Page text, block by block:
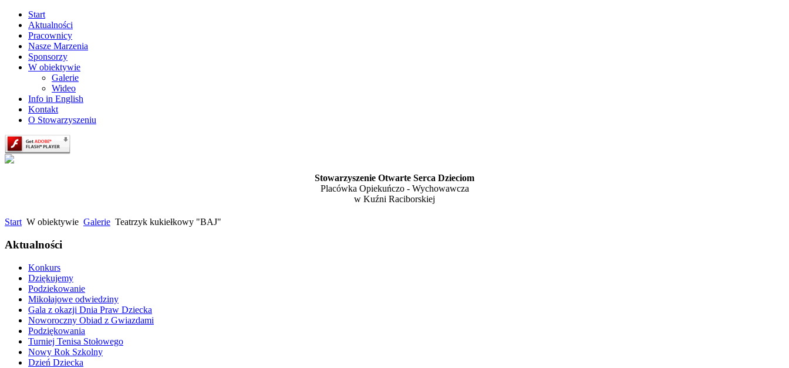
Start
Aktualności
Pracownicy
Nasze Marzenia
Sponsorzy
W obiektywie
Galerie
Wideo
Info in English
Kontakt
O Stowarzyszeniu
Stowarzyszenie Otwarte Serca Dzieciom
Placówka Opiekuńczo - Wychowawcza
w Kuźni Raciborskiej
Start W obiektywie Galerie Teatrzyk kukiełkowy "BAJ"
Aktualności
Konkurs
Dziękujemy
Podziekowanie
Mikołajowe odwiedziny
Gala z okazji Dnia Praw Dziecka
Noworoczny Obiad z Gwiazdami
Podziękowania
Turniej Tenisa Stołowego
Nowy Rok Szkolny
Dzień Dziecka